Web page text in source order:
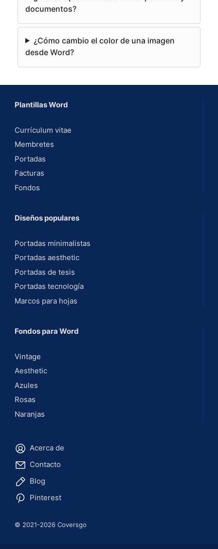
documentos?
¿Cómo cambio el color de una imagen
desde Word?
Plantillas Word
Currículum vitae
Membretes
Portadas
Facturas
Fondos
Diseños populares
Portadas minimalistas
Portadas aesthetic
Portadas de tesis
Portadas tecnología
Marcos para hojas
Fondos para Word
Vintage
Aesthetic
Azules
Rosas
Naranjas
Acerca de
Contacto
Blog
Pinterest
© 2021-2026 Coversgo